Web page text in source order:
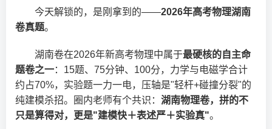
今天解锁的，是刚拿到的——2026年高考物理湖南
卷真题。
湖南卷在2026年新高考物理中属于最硬核的自主命
题卷之一：15题、75分钟、100分，力学与电磁学合计
约占70%，实验题一力一电，压轴是"轻杆+碰撞分裂"的
纯建模杀招。圈内老师有个共识： 湖南物理卷，拼的不
只是算得对，更是"建模快＋表述严＋实验真"。